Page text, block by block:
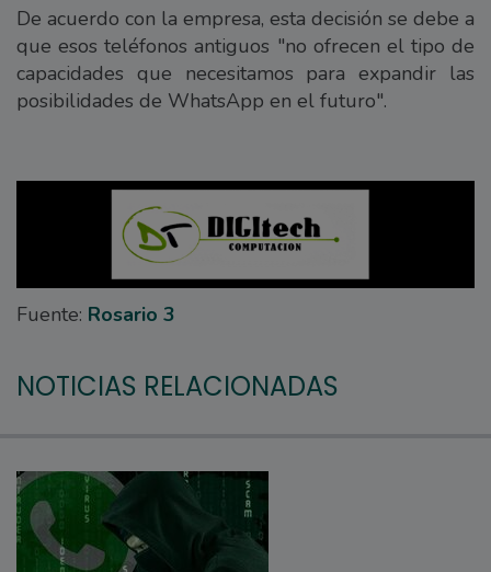
De acuerdo con la empresa, esta decisión se debe a
que esos teléfonos antiguos "no ofrecen el tipo de
capacidades que necesitamos para expandir las
posibilidades de WhatsApp en el futuro".
Fuente: Rosario 3
NOTICIAS RELACIONADAS